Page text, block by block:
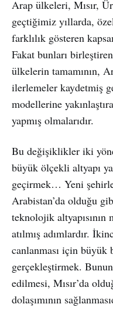
Arap ülkeleri, Mısır,
geçtiğimiz yıllarda,
farklılık gösteren
Fakat bunları
ülkelerin tamamının,
ilerlemeler kaydetmiş
modellerine
yapmış olmalarıdır.
Bu değişiklikler iki
büyük ölçekli altyapı
geçirmek… Yeni
Arabistan’da olduğu
teknolojik altyapısının
atılmış adımlardır.
canlanması için büyük
gerçekleştirmek.
edilmesi, Mısır’da
dolaşımının